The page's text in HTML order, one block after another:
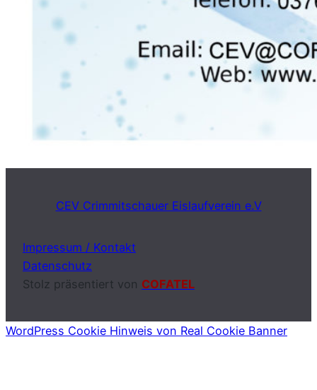
CEV Crimmitschauer Eislaufverein e.V
Impressum / Kontakt
Datenschutz
Stolz präsentiert von COFATEL
WordPress Cookie Hinweis von Real Cookie Banner